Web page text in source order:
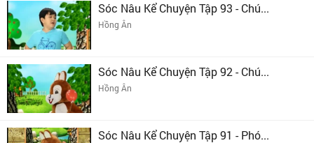
Sóc Nâu Kể Chuyện Tập 93 - Chú...
Hồng Ân
Sóc Nâu Kể Chuyện Tập 92 - Chú...
Hồng Ân
Sóc Nâu Kể Chuyện Tập 91 - Phó...